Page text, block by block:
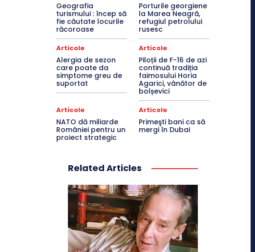
Geografia
turismului : încep să
fie căutate locurile
răcoroase
Porturile georgiene
la Marea Neagră,
refugiul petrolului
rusesc
Articole
Alergia de sezon
care poate da
simptome greu de
suportat
Articole
Piloții de F-16 de azi
continuă tradiția
faimosului Horia
Agarici, vânător de
bolșevici
Articole
NATO dă miliarde
României pentru un
proiect strategic
Articole
Primeşti bani ca să
mergi în Dubai
Related Articles